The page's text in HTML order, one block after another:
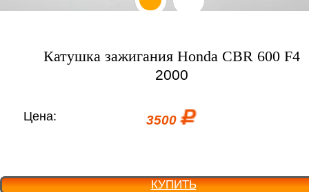
Катушка зажигания Honda CBR 600 F4
2000
Цена: 3500
КУПИТЬ